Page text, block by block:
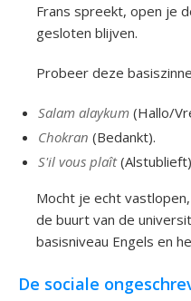
Frans spreekt, open je
gesloten blijven.
Probeer deze
Salam alaykum (Hallo/
Chokran (Bedankt).
S'il vous plaît
Mocht je echt
de buurt van de
basisniveau Engels en
De sociale